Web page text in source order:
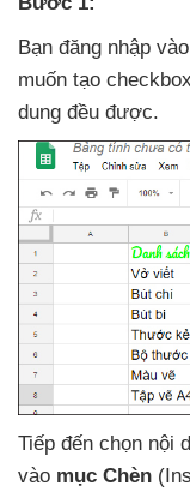
Bạn đăng nhập
muốn tạo checkbox
dung đều được.
Tiếp đến chọn nội
vào mục Chèn